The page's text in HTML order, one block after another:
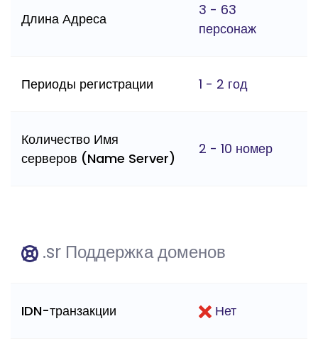
Длина Адреса
3 - 63
персонаж
Периоды регистрации 1 - 2 год
Количество Имя
серверов (Name Server)
2 - 10 номер
.sr Поддержка доменов
IDN-транзакции Нет